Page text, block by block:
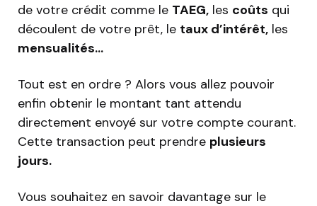
de votre crédit comme le TAEG, les coûts qui
découlent de votre prêt, le taux d’intérêt, les
mensualités…
Tout est en ordre ? Alors vous allez pouvoir
enfin obtenir le montant tant attendu
directement envoyé sur votre compte courant.
Cette transaction peut prendre plusieurs
jours.
Vous souhaitez en savoir davantage sur le